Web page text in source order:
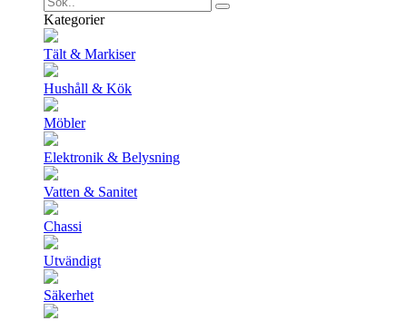
Kategorier
Tält & Markiser
Hushåll & Kök
Möbler
Elektronik & Belysning
Vatten & Sanitet
Chassi
Utvändigt
Säkerhet